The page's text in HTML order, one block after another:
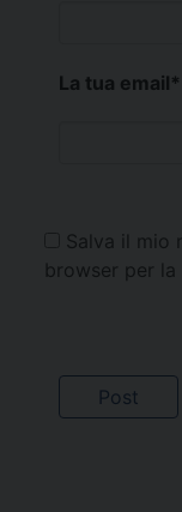
La tua email*
Salva il mio
browser per